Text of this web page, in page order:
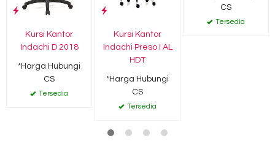
Kursi Kantor
Indachi D 2018
*Harga Hubungi
CS
Tersedia
Kursi Kantor
Indachi Preso I AL
HDT
*Harga Hubungi
CS
Tersedia
CS
Tersedia